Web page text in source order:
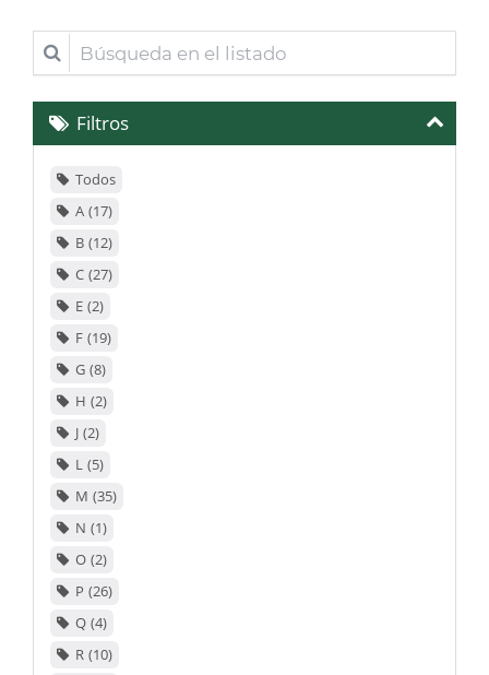
Búsqueda
en
el
listadoFiltros
Todos
A 17
B 12
C 27
E 2
F 19
G 8
H 2
J 2
L 5
M 35
N 1
O 2
P 26
Q 4
R 10